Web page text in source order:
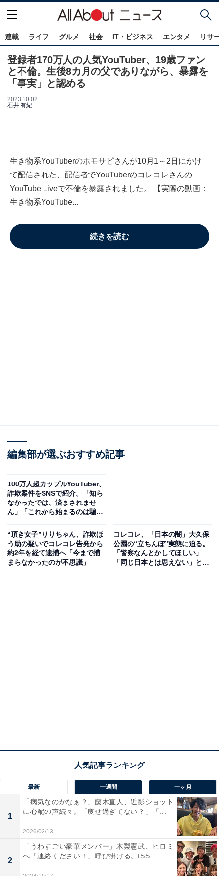
連載 ライフ グルメ 社会 IT・ビジネス エンタメ リサ
登録者170万人の人気YouTuber、19歳ファン
と不倫。生後8カ月の父でありながら、暴露を
「事実」と認める
2023.10.02
石井 有紀
生き物系YouTuberのホモサピさんが10月1～2日にかけ
て配信された、配信者でYouTuberのコレコレさんの
YouTube Liveで不倫を暴露されました。 【実際の動画：
生き物系YouTube...
続きを読む
編集部が選ぶおすすめ記事
100万人超カップルYouTuber、
詐欺案件をSNSで紹介。「知ら
なかったでは、済まされませ
ん」「これから始まるのは騙さ
“頂き女子”りりちゃん、詐欺ほ
う助の疑いでコレコレ告発から
約2年を経て逮捕へ「今まで捕
まらなかったのが不思議」
コレコレ、「日本の闇」大久保
公園の“立ちんぼ”実態に迫る。
「警察なんとかしてほしい」
「同じ日本とは思えない」と話
最新 一週間 一ヶ月
1
「病気なのかなぁ？」藤木直人、近影ショット
に心配の声続々。「痩せ過ぎてない？」「...
2026/03/13
2
「うわすごい豪華メンバー」木梨憲武、ヒロミ
へ「連絡ください！」呼び掛ける。ISS...